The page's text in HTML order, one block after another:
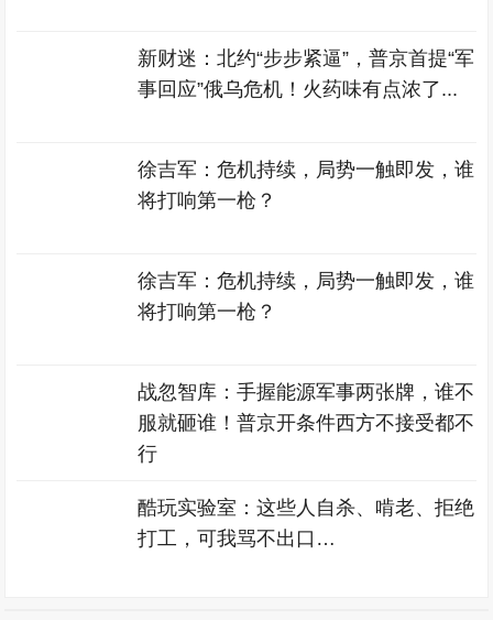
新财迷：北约“步步紧逼”，普京首提“军
事回应”俄乌危机！火药味有点浓了...
徐吉军：危机持续，局势一触即发，谁
将打响第一枪？
徐吉军：危机持续，局势一触即发，谁
将打响第一枪？
战忽智库：手握能源军事两张牌，谁不
服就砸谁！普京开条件西方不接受都不
行
酷玩实验室：这些人自杀、啃老、拒绝
打工，可我骂不出口…